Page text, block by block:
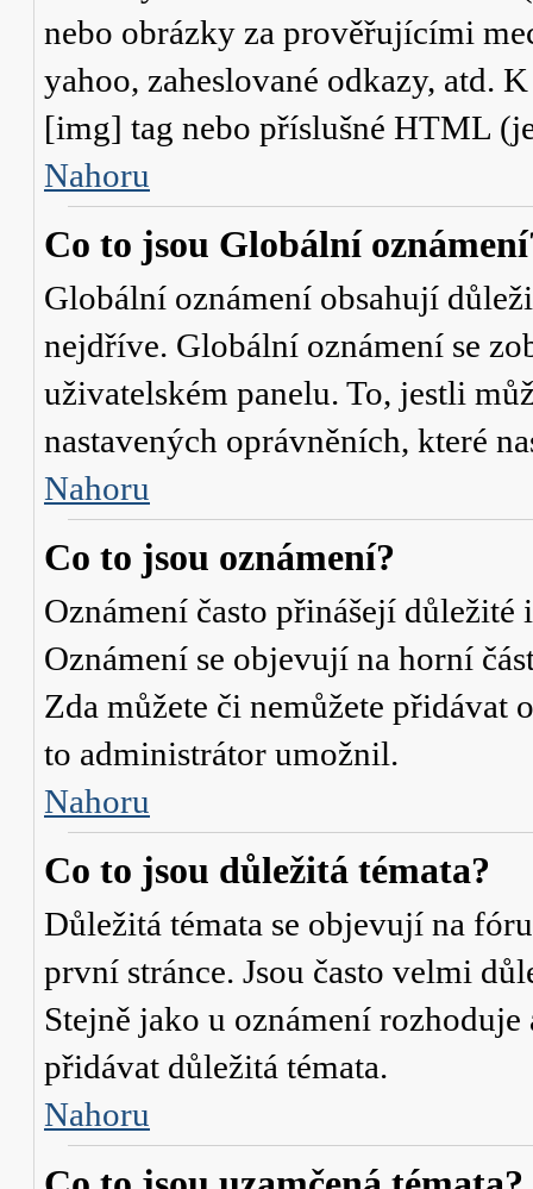
nebo obrázky za prověřujícími
yahoo, zaheslované odkazy, atd.
[img] tag nebo příslušné HTML
Nahoru
Co to jsou Globální
Globální oznámení obsahují
nejdříve. Globální oznámení se
uživatelském panelu. To, jestli
nastavených oprávněních, které
Nahoru
Co to jsou oznámení?
Oznámení často přinášejí
Oznámení se objevují na horní
Zda můžete či nemůžete přidávat
to administrátor umožnil.
Nahoru
Co to jsou důležitá témata?
Důležitá témata se objevují na
první stránce. Jsou často velmi
Stejně jako u oznámení
přidávat důležitá témata.
Nahoru